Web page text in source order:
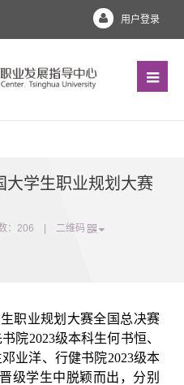
用户登录
大学生职业规划大赛
206 二维码
职业规划大赛全国总决赛
院2023级本科生何书恒、
业洋、行健书院2023级本
级学生中脱颖而出，分别